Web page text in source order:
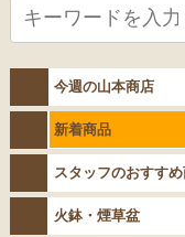
今週の山本商店
新着商品
スタッフのおすす
火鉢・煙草盆